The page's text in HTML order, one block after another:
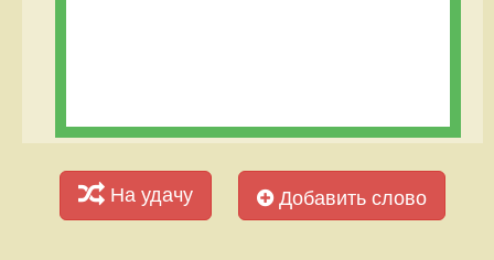
На удачу Добавить слово